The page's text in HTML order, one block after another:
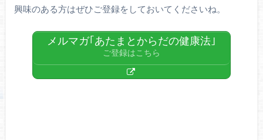
興味のある方はぜひご登録をしておいてくださいね。
メルマガ｢あたまとからだの健康法｣
ご登録はこちら